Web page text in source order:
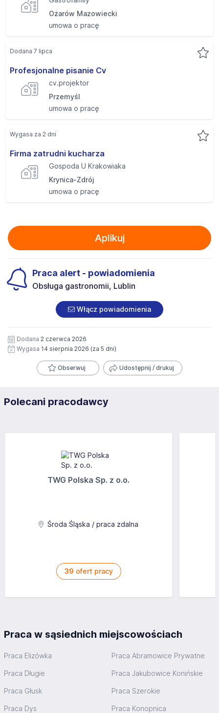
Ożarów Mazowiecki
umowa o pracę
Profesjonalne pisanie Cv
cv.projektor
Przemyśl
umowa o pracę
Dodana 7 lipca
Firma zatrudni kucharza
Gospoda U Krakowiaka
Krynica-Zdrój
umowa o pracę
Wygasa za 2 dni
Aplikuj
Praca alert - powiadomienia
Obsługa gastronomii, Lublin
Włącz powiadomienia
Dodana 2 czerwca 2026
Wygasa 14 sierpnia 2026 (za 5 dni)
Obserwuj Udostępnij / drukuj
Polecani pracodawcy
TWG Polska Sp. z o.o.
Środa Śląska / praca zdalna
39 ofert pracy
Praca w sąsiednich miejscowościach
Praca Elizówka Praca Abramowice Prywatne
Praca Długie Praca Jakubowice Konińskie
Praca Głusk Praca Szerokie
Praca Dys Praca Konopnica